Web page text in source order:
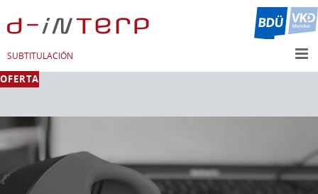
SUBTITULACIÓN
OFERTA